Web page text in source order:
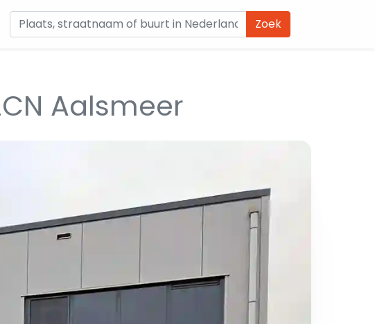
Zoek
Aalsmeer